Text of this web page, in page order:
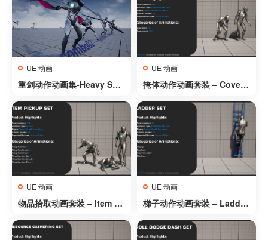
UE 动画
重剑动作动画集-Heavy Swo
UE 动画
掩体动作动画套装 – Cover
UE 动画
物品拾取动画套装 – Item Pi
UE 动画
梯子动作动画套装 – Ladder